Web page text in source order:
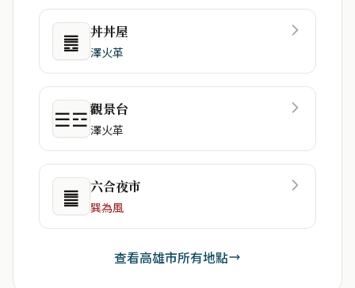
䷌ 丼丼屋
澤火革
☰☲觀景台
澤火革
䷀ 六合夜市
巽為風
查看高雄市所有地點